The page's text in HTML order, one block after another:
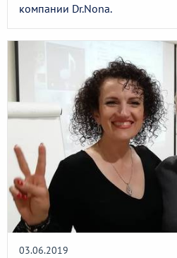
компании Dr.Nona.
03.06.2019